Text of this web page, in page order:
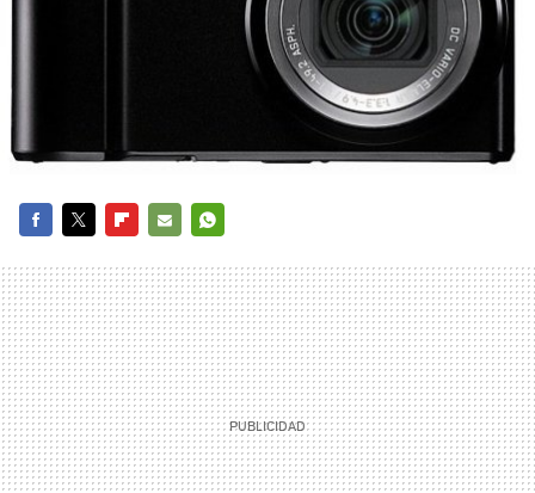
MAIL